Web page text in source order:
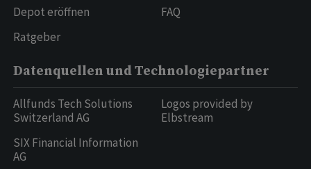
Depot eröffnen
Ratgeber
FAQ
Datenquellen und Technologiepartner
Allfunds Tech Solutions
Switzerland AG
SIX Financial Information
AG
Logos provided by
Elbstream